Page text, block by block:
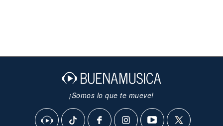
¡Somos lo que te mueve!